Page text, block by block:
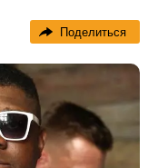
Поделиться